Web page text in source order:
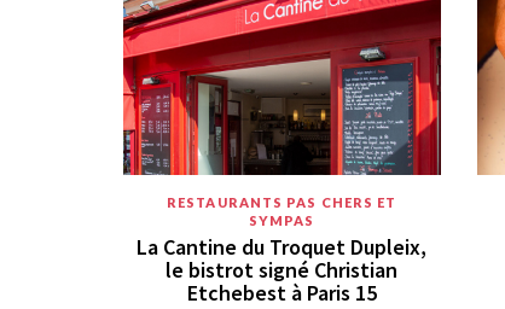
RESTAURANTS PAS CHERS ET
SYMPAS
La Cantine du Troquet Dupleix,
le bistrot signé Christian
Etchebest à Paris 15